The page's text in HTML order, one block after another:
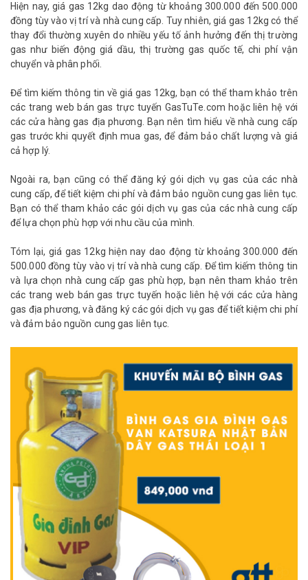
Hiện nay, giá gas 12kg dao động từ khoảng 300.000 đến 500.000
đồng tùy vào vị trí và nhà cung cấp. Tuy nhiên, giá gas 12kg có thể
thay đổi thường xuyên do nhiều yếu tố ảnh hưởng đến thị trường
gas như biến động giá dầu, thị trường gas quốc tế, chi phí vận
chuyển và phân phối.
Để tìm kiếm thông tin về giá gas 12kg, bạn có thể tham khảo trên
các trang web bán gas trực tuyến GasTuTe.com hoặc liên hệ với
các cửa hàng gas địa phương. Bạn nên tìm hiểu về nhà cung cấp
gas trước khi quyết định mua gas, để đảm bảo chất lượng và giá
cả hợp lý.
Ngoài ra, bạn cũng có thể đăng ký gói dịch vụ gas của các nhà
cung cấp, để tiết kiệm chi phí và đảm bảo nguồn cung gas liên tục.
Bạn có thể tham khảo các gói dịch vụ gas của các nhà cung cấp
để lựa chọn phù hợp với nhu cầu của mình.
Tóm lại, giá gas 12kg hiện nay dao động từ khoảng 300.000 đến
500.000 đồng tùy vào vị trí và nhà cung cấp. Để tìm kiếm thông tin
và lựa chọn nhà cung cấp gas phù hợp, bạn nên tham khảo trên
các trang web bán gas trực tuyến hoặc liên hệ với các cửa hàng
gas địa phương, và đăng ký các gói dịch vụ gas để tiết kiệm chi phí
và đảm bảo nguồn cung gas liên tục.